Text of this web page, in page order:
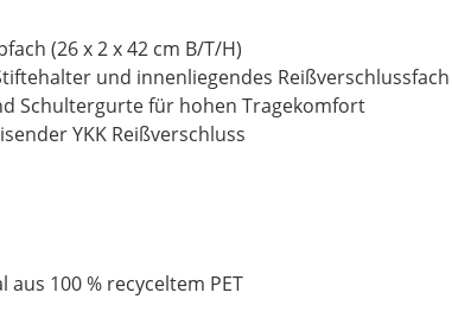
(26 x 2 x 42 cm B/T/H)
und innenliegendes Reißverschlussfach
Schultergurte für hohen Tragekomfort
YKK Reißverschluss
100 % recyceltem PET